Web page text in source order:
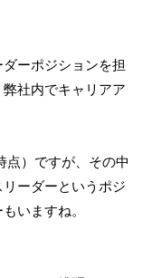
ーポジションを担
社内でキャリアア
点）ですが、その中
ーダーというポジ
いますね。